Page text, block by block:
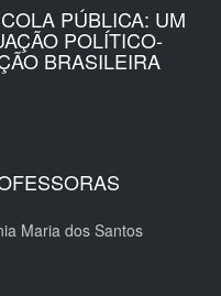
PÚBLICA: UM
POLÍTICO-
BRASILEIRA
Maria dos Santos